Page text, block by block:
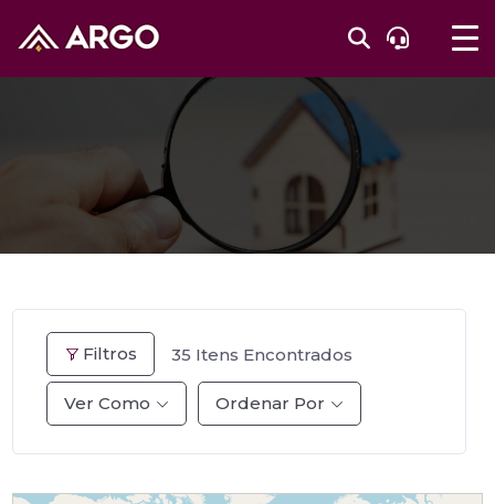
Filtros 35 Itens Encontrados
Ver Como Ordenar Por